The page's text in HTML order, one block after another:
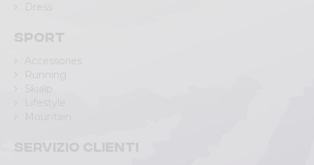
Dress
Sport
Accessories
Running
Skialp
Servizio clienti